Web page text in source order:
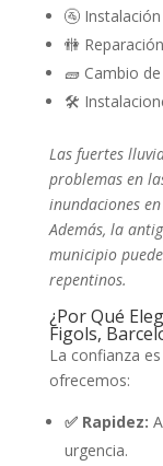
🚰
🚻
🧱 Cambio
🛠️
Las fuertes
problemas en
inundaciones
Además, la
municipio
repentinos.
¿Por Qué
Figols,
La confianza
ofrecemos:
✅ Rapidez:
urgencia.